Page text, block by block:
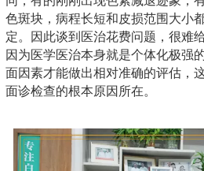
色斑块，病程长短和皮损范围大小
定。因此谈到医治花费问题，很难
因为医学医治本身就是个体化极强
面因素才能做出相对准确的评估，
面诊检查的根本原因所在。